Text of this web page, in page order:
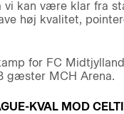
vi kan være klar fra
høj kvalitet,
for FC
gæster MCH Arena.
KVAL MOD